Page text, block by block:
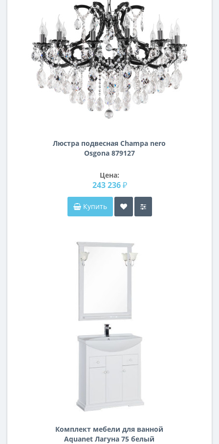
Люстра подвесная Champa nero
Osgona 879127
Цена:
243 236 ₽
Купить
Комплект мебели для ванной
Aquanet Лагуна 75 белый